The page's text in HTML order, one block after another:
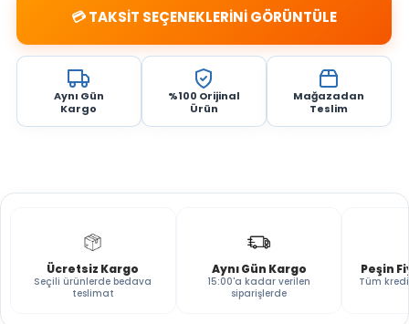
💳 TAKSİT SEÇENEKLERİNİ GÖRÜNTÜLE
Aynı Gün
Kargo
%100 Orijinal
Ürün
Mağazadan
Teslim
Ücretsiz Kargo
Seçili ürünlerde bedava
teslimat
Aynı Gün Kargo
15:00'a kadar verilen
siparişlerde
Peşin
Tüm